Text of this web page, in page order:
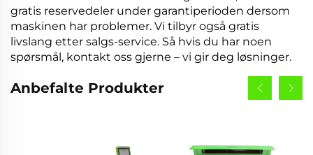
gratis reservedeler under garantiperioden dersom
maskinen har problemer. Vi tilbyr også gratis
livslang etter salgs-service. Så hvis du har noen
spørsmål, kontakt oss gjerne – vi gir deg løsninger.
Anbefalte Produkter